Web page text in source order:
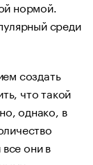
нормой.
среди
создать
что такой
однако, в
они в